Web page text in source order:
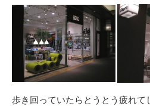
歩き回っていたらとうとう疲れて